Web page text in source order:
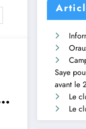
Saye
avant le
Le
Le